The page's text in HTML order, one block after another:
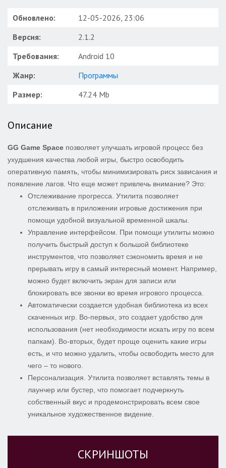
Обновлено:
12-05-2026, 23:06
Версия:
2.1.2
Требования:
Android 10
Жанр:
Программы
Размер:
47.24 Mb
Описание
GG Game Space позволяет улучшать игровой процесс без
ухудшения качества любой игры, быстро освободить
оперативную память, чтобы минимизировать риск зависания и
появление лагов. Что еще может привлечь внимание? Это:
Отслеживание прогресса. Утилита позволяет
отслеживать в приложении игровые достижения при
помощи удобной визуальной временной шкалы.
Управление интерфейсом. При помощи утилиты можно
получить быстрый доступ к большой библиотеке
инструментов, что позволяет сэкономить время и не
прерывать игру в самый интересный момент. Например,
можно будет включить экран для записи или
блокировать все звонки во время игрового процесса.
Автоматически создается удобная библиотека из всех
скаченных игр. Во-первых, это создает удобство для
использования (нет необходимости искать игру по всем
папкам). Во-вторых, будет проще оценить какие игры
есть, и что можно удалить, чтобы освободить место для
чего – то нового.
Персонализация. Утилита позволяет вставлять темы в
лаунчер или бустер, что помогает подчеркнуть
собственный вкус и продемонстрировать всем свое
уникальное художественное видение.
СКРИНШОТЫ